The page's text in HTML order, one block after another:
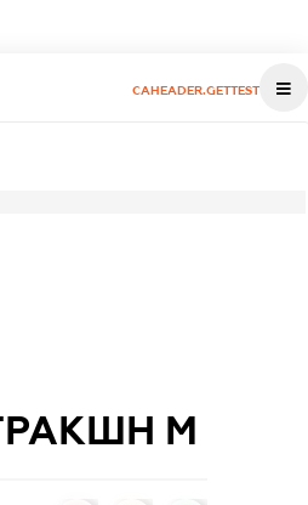
CAHEADER.GETTEST
М